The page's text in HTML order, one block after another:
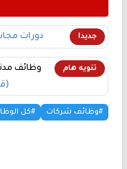
جديد! دورات
تنويه هام
وظائف
#وظائف شركات #كل